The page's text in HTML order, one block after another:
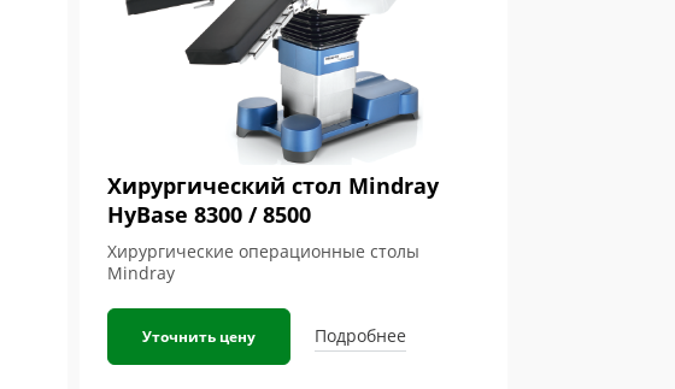
Хирургический стол Mindray
HyBase 8300 / 8500
Хирургические операционные столы
Mindray
Уточнить цену Подробнее